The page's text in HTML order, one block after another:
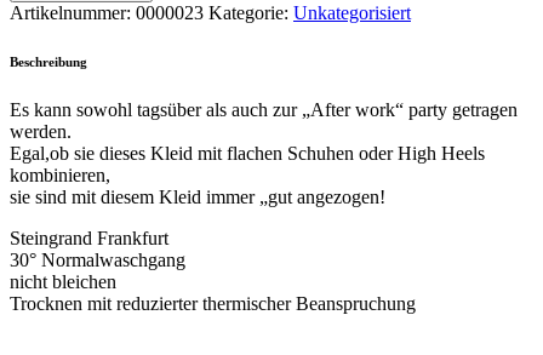
Artikelnummer: 0000023 Kategorie: Unkategorisiert
Beschreibung
Es kann sowohl tagsüber als auch zur „After work“ party getragen
werden.
Egal,ob sie dieses Kleid mit flachen Schuhen oder High Heels
kombinieren,
sie sind mit diesem Kleid immer „gut angezogen!
Steingrand Frankfurt
30° Normalwaschgang
nicht bleichen
Trocknen mit reduzierter thermischer Beanspruchung